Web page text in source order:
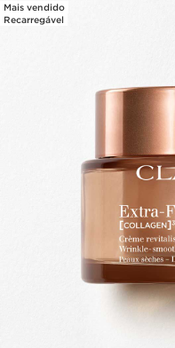
Mais vendido
Recarregável